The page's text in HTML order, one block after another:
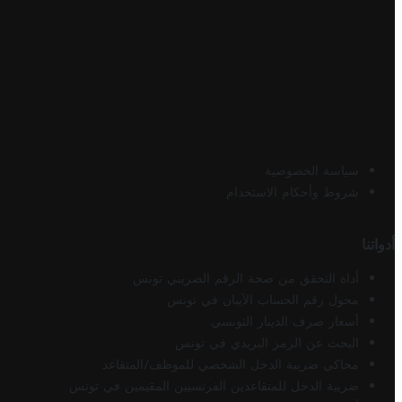
سياسة الخصوصية
شروط وأحكام الاستخدام
أدواتنا
أداة التحقق من صحة الرقم الضريبي تونس
محول رقم الحساب الآيبان في تونس
أسعار صرف الدينار التونسي
البحث عن الرمز البريدي في تونس
محاكي ضريبة الدخل الشخصي للموظف/المتقاعد
ضريبة الدخل للمتقاعدين الفرنسيين المقيمين في تونس